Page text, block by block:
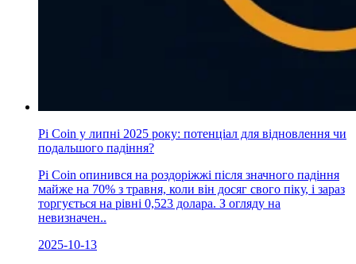
Pi Coin у липні 2025 року: потенціал для відновлення чи
подальшого падіння?
Pi Coin опинився на роздоріжжі після значного падіння
майже на 70% з травня, коли він досяг свого піку, і зараз
торгується на рівні 0,523 долара. З огляду на
невизначен..
2025-10-13